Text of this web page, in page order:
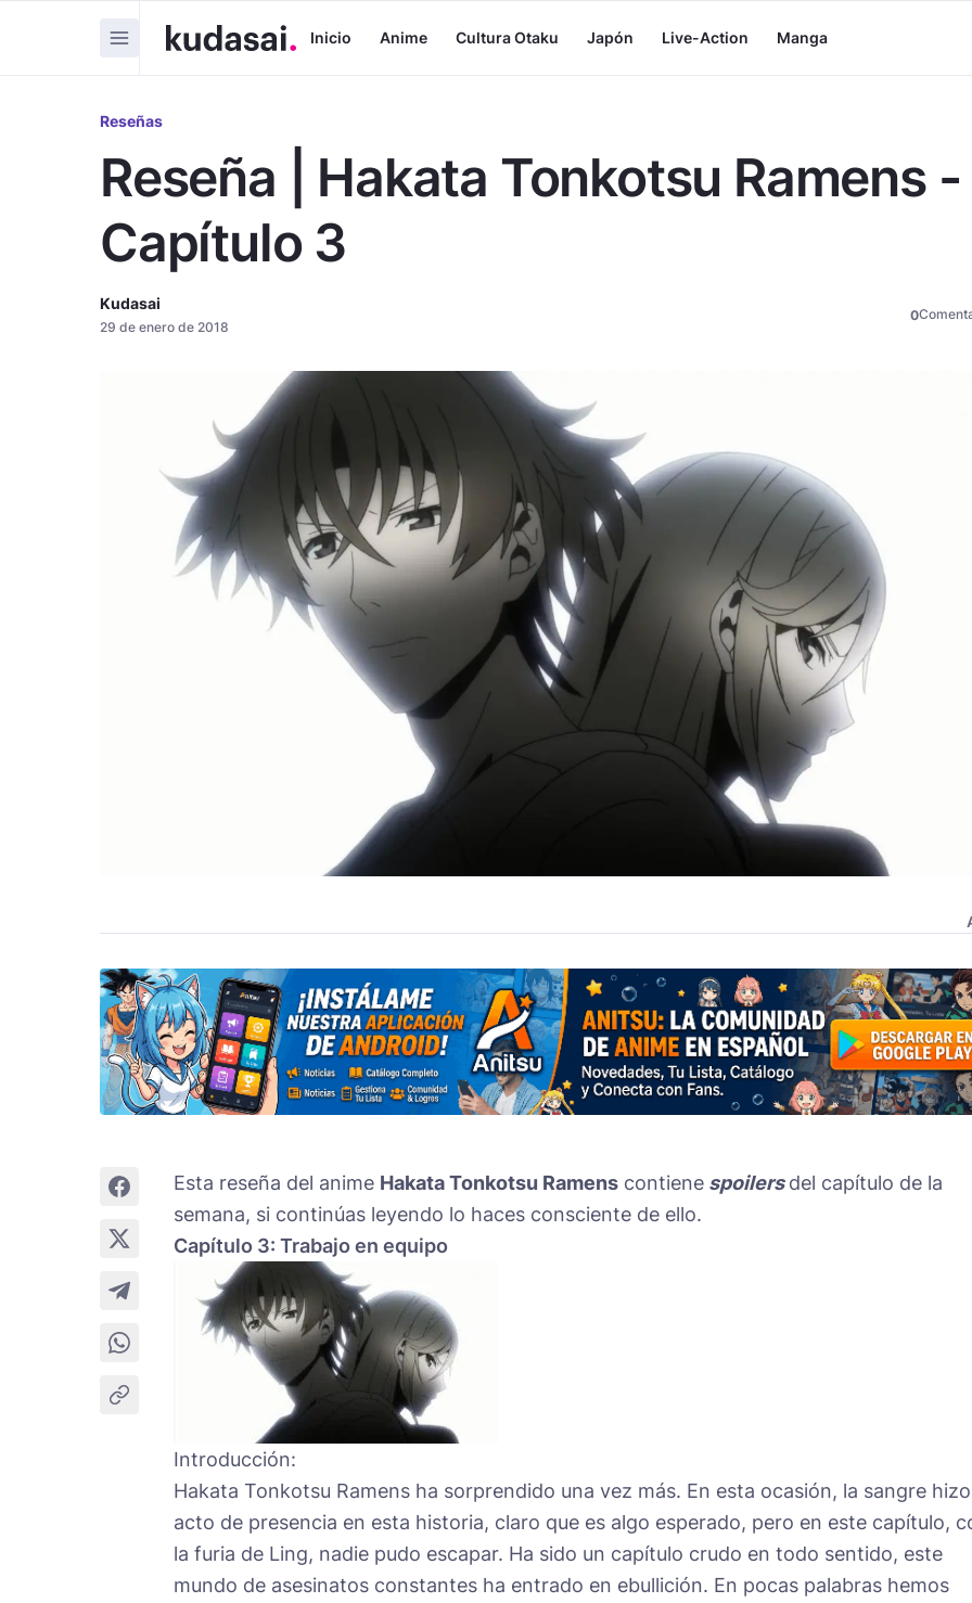
Inicio Anime Cultura Otaku Japón Live-Action Manga
Reseñas
Reseña | Hakata Tonkotsu Ramens -
Capítulo 3
Kudasai
29 de enero de 2018
0
Esta reseña del anime Hakata Tonkotsu Ramens contiene spoilers del capítulo de la
semana, si continúas leyendo lo haces consciente de ello.
Capítulo 3: Trabajo en equipo
Introducción:
Hakata Tonkotsu Ramens ha sorprendido una vez más. En esta ocasión, la sangre hizo
acto de presencia en esta historia, claro que es algo esperado, pero en este capítulo,
la furia de Ling, nadie pudo escapar. Ha sido un capítulo crudo en todo sentido, este
mundo de asesinatos constantes ha entrado en ebullición. En pocas palabras hemos